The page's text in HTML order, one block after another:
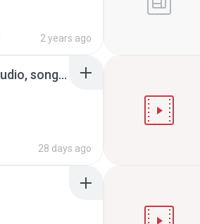
2 years ago
ดาวน์โหลดได้ฟรีจาก - music, audio, song - 4shared - การใช้แฟ้มร่วมกันและพื้นที่จัดเก็บโดยไม่เสียค่าใช้จ่าย.html
28 days ago